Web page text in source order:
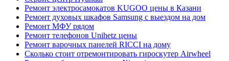
Ремонт электросамокатов KUGOO цены в Казани
Ремонт духовых шкафов Samsung с выездом на дом
Ремонт МФУ рядом
Ремонт телефонов Unihetz цены
Ремонт варочных панелей RICCI на дому
Сколько стоит отремонтировать гироскутер Airwheel